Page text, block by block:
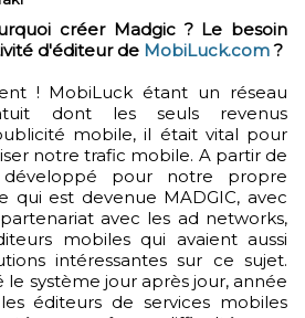
d'éditeur de MobiLuck.com ?
! MobiLuck étant un réseau
dont les seuls revenus
mobile, il était vital pour
notre trafic mobile. A partir de
développé pour notre propre
qui est devenue MADGIC, avec
avec les ad networks,
mobiles qui avaient aussi
intéressantes sur ce sujet.
le système jour après jour, année
éditeurs de services mobiles